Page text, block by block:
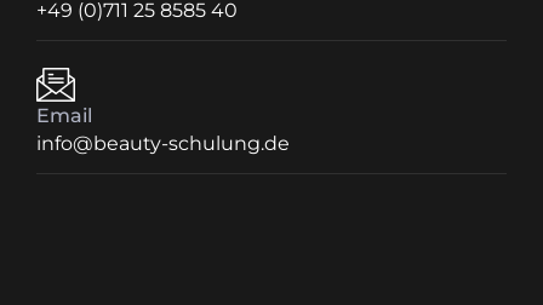
+49 (0)711 25 8585 40
Email
info@beauty-schulung.de